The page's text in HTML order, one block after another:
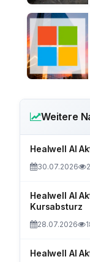
Weitere
Healwell AI
30.07.2026
Healwell AI
Kursabsturz
28.07.2026
Healwell AI